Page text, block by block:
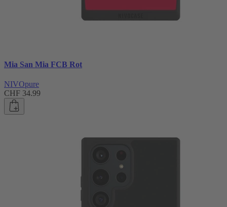
Mia San Mia FCB Rot
NIVOpure
CHF 34.99